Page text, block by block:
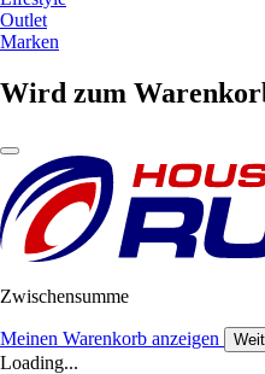
Outlet
Marken
Wird zum
Zwischensumme
Meinen Warenkorb anzeigen
Loading...